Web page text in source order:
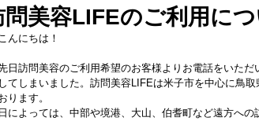
問美容LIFEのご利用に
んにちは！
日訪問美容のご利用希望のお客様よりお電話をいた
してしまいました。訪問美容LIFEは米子市を中心に鳥
ります。
日によっては、中部や境港、大山、伯耆町など遠方へ